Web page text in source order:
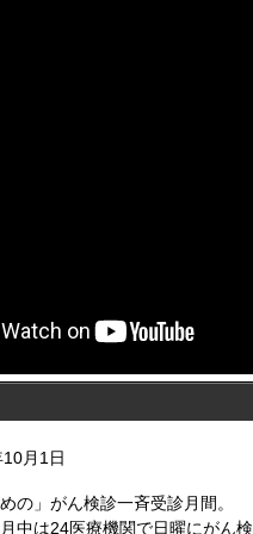
月1日
の」がん検診一斉受診月間。
中は24医療機関で日曜にがん検